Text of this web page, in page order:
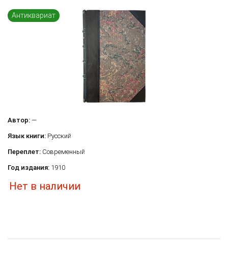
Антиквариат
Автор: —
Язык книги: Русский
Переплет: Современный
Год издания: 1910
Нет в наличии